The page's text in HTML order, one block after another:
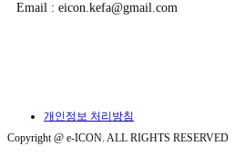
Email : eicon.kefa@gmail.com
개인정보 처리방침
Copyright @ e-ICON. ALL RIGHTS RESERVED